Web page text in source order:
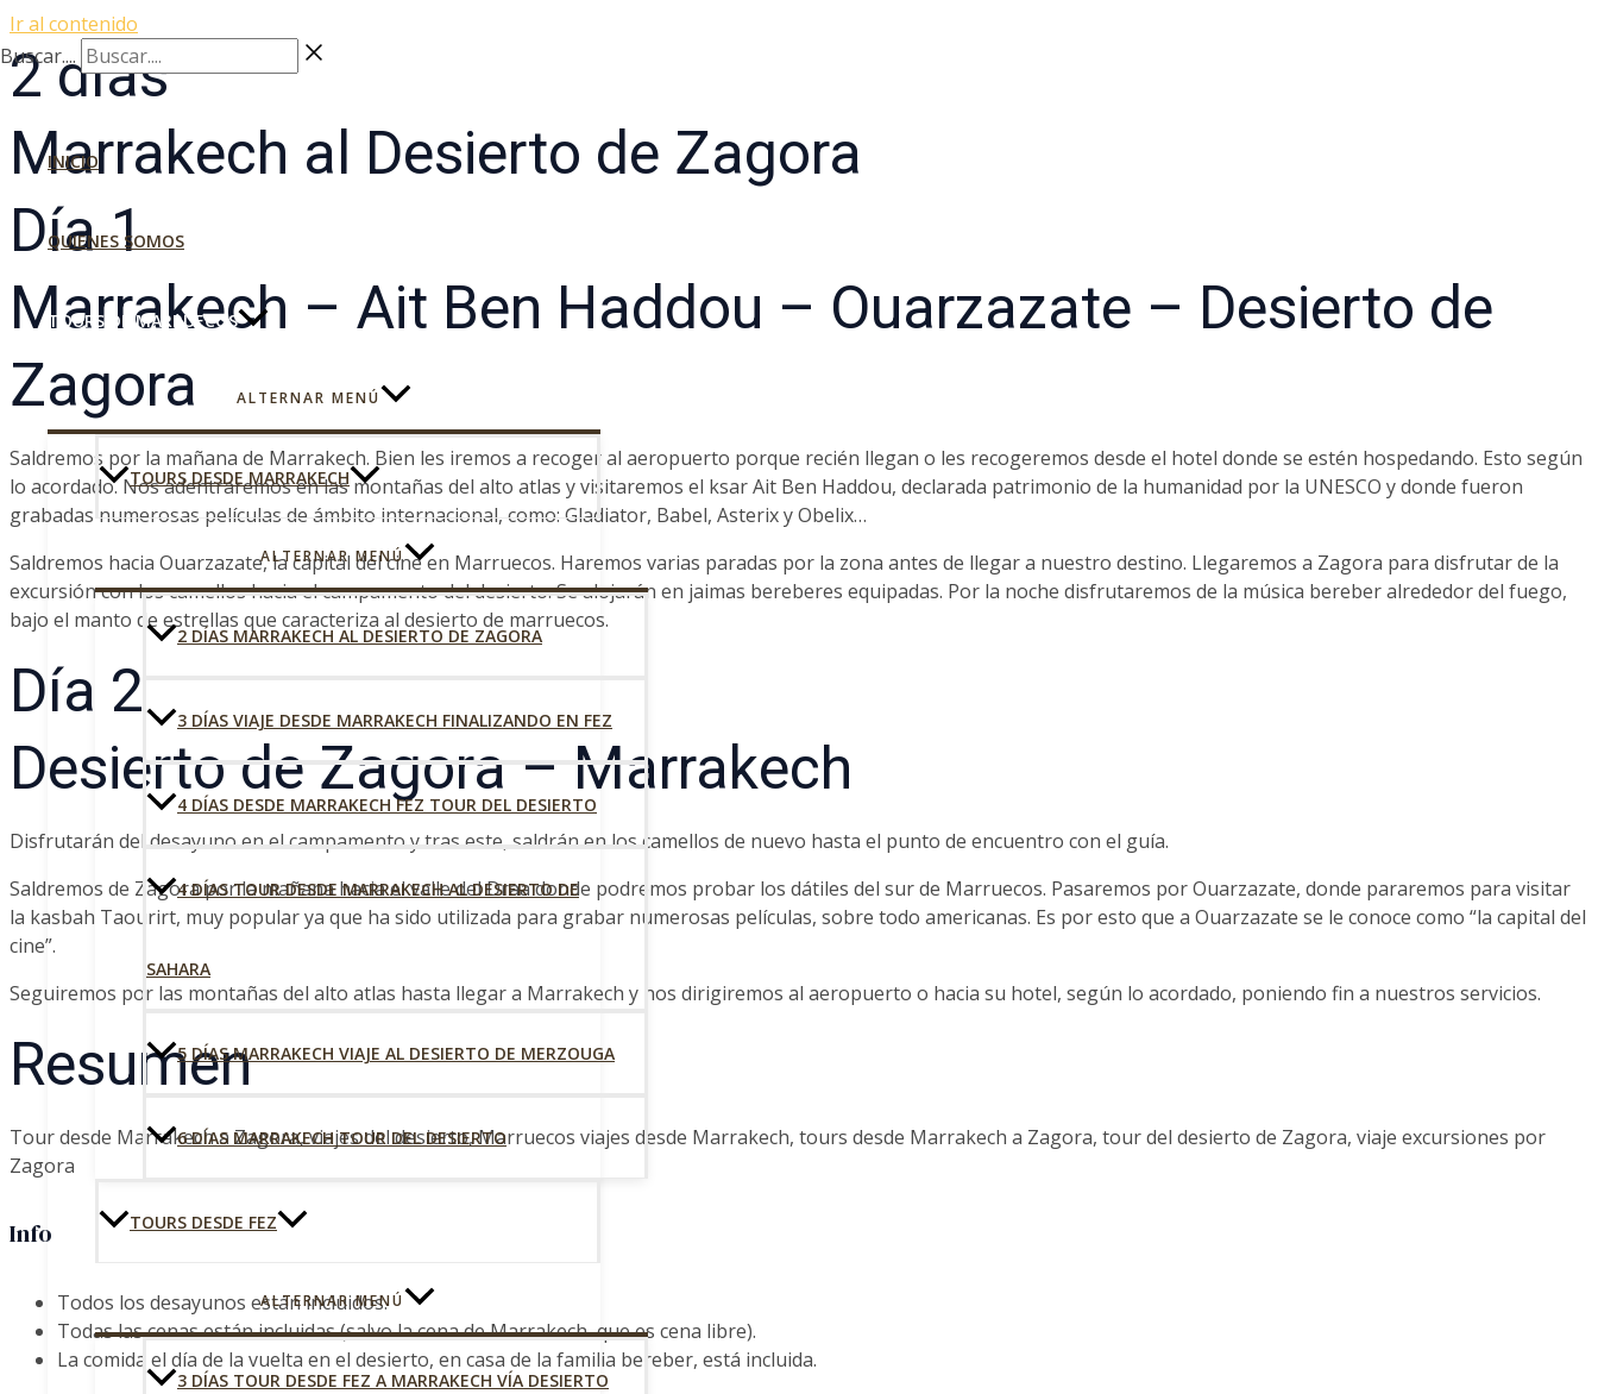
Ir al contenido
Buscar....
INICIO
QUIENES SOMOS
TOURS DE MARRUECOS
ALTERNAR MENÚ
TOURS DESDE MARRAKECH
ALTERNAR MENÚ
2 DÍAS MARRAKECH AL DESIERTO DE ZAGORA
3 DÍAS VIAJE DESDE MARRAKECH FINALIZANDO EN FEZ
4 DÍAS DESDE MARRAKECH FEZ TOUR DEL DESIERTO
4 DÍAS TOUR DESDE MARRAKECH AL DESIERTO DE
SAHARA
5 DÍAS MARRAKECH VIAJE AL DESIERTO DE MERZOUGA
6 DÍAS MARRAKECH TOUR DEL DESIERTO
TOURS DESDE FEZ
ALTERNAR MENÚ
3 DÍAS TOUR DESDE FEZ A MARRAKECH VÍA DESIERTO
2 días
Marrakech al Desierto de Zagora
Día 1
Marrakech – Ait Ben Haddou – Ouarzazate – Desierto de
Zagora
Saldremos por la mañana de Marrakech. Bien les iremos a recoger al aeropuerto porque recién llegan o les recogeremos desde el hotel donde se estén hospedando. Esto según
lo acordado. Nos adentraremos en las montañas del alto atlas y visitaremos el ksar Ait Ben Haddou, declarada patrimonio de la humanidad por la UNESCO y donde fueron
grabadas numerosas películas de ámbito internacional, como: Gladiator, Babel, Asterix y Obelix…
Saldremos hacia Ouarzazate, la capital del cine en Marruecos. Haremos varias paradas por la zona antes de llegar a nuestro destino. Llegaremos a Zagora para disfrutar de la
excursión con los camellos hacia el campamento del desierto. Se alojarán en jaimas bereberes equipadas. Por la noche disfrutaremos de la música bereber alrededor del fuego,
bajo el manto de estrellas que caracteriza al desierto de marruecos.
Día 2
Desierto de Zagora – Marrakech
Disfrutarán del desayuno en el campamento y tras este, saldrán en los camellos de nuevo hasta el punto de encuentro con el guía.
Saldremos de Zagora por la mañana hacia el valle del Draa donde podremos probar los dátiles del sur de Marruecos. Pasaremos por Ouarzazate, donde pararemos para visitar
la kasbah Taourirt, muy popular ya que ha sido utilizada para grabar numerosas películas, sobre todo americanas. Es por esto que a Ouarzazate se le conoce como “la capital del
cine”.
Seguiremos por las montañas del alto atlas hasta llegar a Marrakech y nos dirigiremos al aeropuerto o hacia su hotel, según lo acordado, poniendo fin a nuestros servicios.
Resumen
Tour desde Marrakech a Zagora, viajes del desierto, Marruecos viajes desde Marrakech, tours desde Marrakech a Zagora, tour del desierto de Zagora, viaje excursiones por
Zagora
Info
Todos los desayunos están incluidos.
Todas las cenas están incluidas (salvo la cena de Marrakech, que es cena libre).
La comida el día de la vuelta en el desierto, en casa de la familia bereber, está incluida.